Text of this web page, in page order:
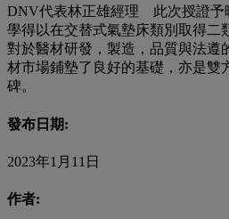
DNV代表林正雄經理 此次授證予
學得以在交替式氣墊床類別取得二
對於醫材研發，製造，品質與法遵
材市場鋪墊了良好的基礎，亦是雙
碑。
發布日期:
2023年1月11日
作者: